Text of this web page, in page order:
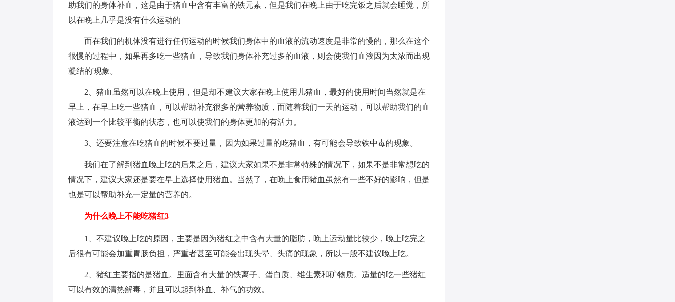
助我们的身体补血，这是由于猪血中含有丰富的铁元素，但是我们在晚上由于吃完饭之后就会睡觉，所
以在晚上几乎是没有什么运动的
而在我们的机体没有进行任何运动的时候我们身体中的血液的流动速度是非常的慢的，那么在这个
很慢的过程中，如果再多吃一些猪血，导致我们身体补充过多的血液，则会使我们血液因为太浓而出现
凝结的'现象。
2、猪血虽然可以在晚上使用，但是却不建议大家在晚上使用儿猪血，最好的使用时间当然就是在
早上，在早上吃一些猪血，可以帮助补充很多的营养物质，而随着我们一天的运动，可以帮助我们的血
液达到一个比较平衡的状态，也可以使我们的身体更加的有活力。
3、还要注意在吃猪血的时候不要过量，因为如果过量的吃猪血，有可能会导致铁中毒的现象。
我们在了解到猪血晚上吃的后果之后，建议大家如果不是非常特殊的情况下，如果不是非常想吃的
情况下，建议大家还是要在早上选择使用猪血。当然了，在晚上食用猪血虽然有一些不好的影响，但是
也是可以帮助补充一定量的营养的。
为什么晚上不能吃猪红3
1、不建议晚上吃的原因，主要是因为猪红之中含有大量的脂肪，晚上运动量比较少，晚上吃完之
后很有可能会加重胃肠负担，严重者甚至可能会出现头晕、头痛的现象，所以一般不建议晚上吃。
2、猪红主要指的是猪血。里面含有大量的铁离子、蛋白质、维生素和矿物质。适量的吃一些猪红
可以有效的清热解毒，并且可以起到补血、补气的功效。